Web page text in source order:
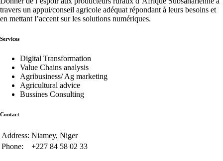
travers un appui/conseil agricole adéquat répondant à leurs besoins et
en mettant l’accent sur les solutions numériques.
Services
Digital Transformation
Value Chains analysis
Agribusiness/ Ag marketing
Agricultural advice
Bussines Consulting
Contact
Address: Niamey, Niger
Phone:
+227 84 58 02 33